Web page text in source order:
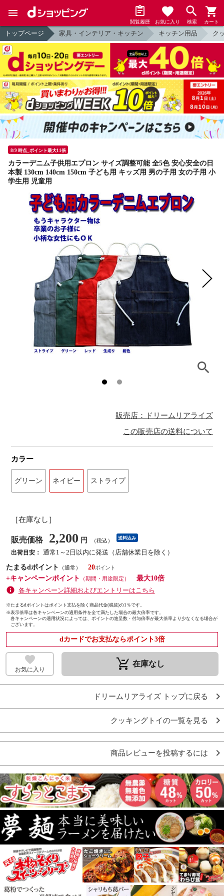
閲覧履歴 お気に入り 検索 カート
トップページ 家具・インテリア・キッチン キッチン用品 ク
8/9 時点_ポイント最大11倍
カラーデニム子供用エプロン サイズ調整可能 全5色 安心安全の日
本製 130cm 140cm 150cm 子ども用 キッズ用 男の子用 女の子用 小
学生用 児童用
販売店：ドリームリアライズ
この販売店の送料について
カラー
グリーン ネイビー ストライプ
［在庫なし］
販売価格 2,200 円 （税込） 送料込み
出荷目安： 通常1～2日以内に発送（店舗休業日を除く）
たまるdポイント
（通常）
20
+キャンペーンポイント
（期間・用途限定）
最大10倍
各キャンペーン詳細およびエントリーはこちら
※たまるdポイントはポイント支払を除く商品代金(税抜)の1％です。
※表示倍率は各キャンペーンの適用条件を全て満たした場合の最大倍率です。
各キャンペーンの適用状況によっては、ポイントの進呈数・付与倍率が最大倍率より少なくなる場合が
ございます。
dカードでお支払ならポイント3倍
お気に入り remove_shopping_cart 在庫なし
ドリームリアライズ トップに戻る
クッキングトイの一覧を見る
商品レビューを投稿するには